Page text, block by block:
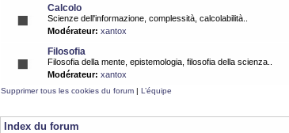
Calcolo
Scienze dell'informazione, complessità, calcolabilità..
Modérateur: xantox
Filosofia
Filosofia della mente, epistemologia, filosofia della scienza..
Modérateur: xantox
Supprimer tous les cookies du forum | L’équipe
Index du forum